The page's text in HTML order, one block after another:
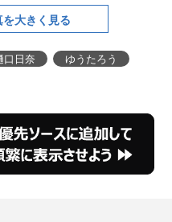
大きく見る
口日奈
ゆうたろう